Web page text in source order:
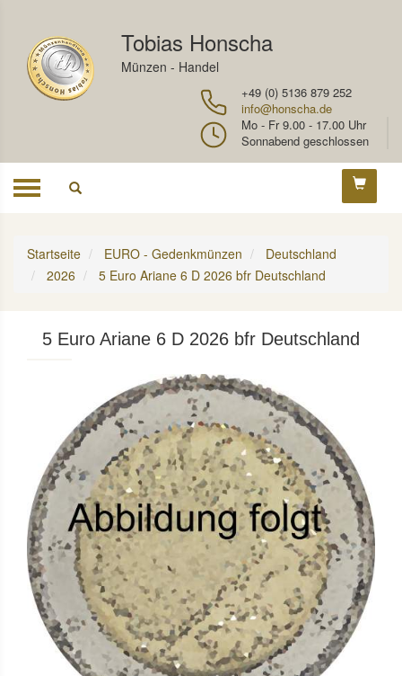
Tobias Honscha
Münzen - Handel
+49 (0) 5136 879 252
info@honscha.de
Mo - Fr 9.00 - 17.00 Uhr
Sonnabend geschlossen
Toggle
Startseite EURO - Gedenkmünzen
Deutschland
2026
5 Euro Ariane 6 D 2026 bfr Deutschland
5 Euro Ariane 6 D 2026 bfr Deutschland